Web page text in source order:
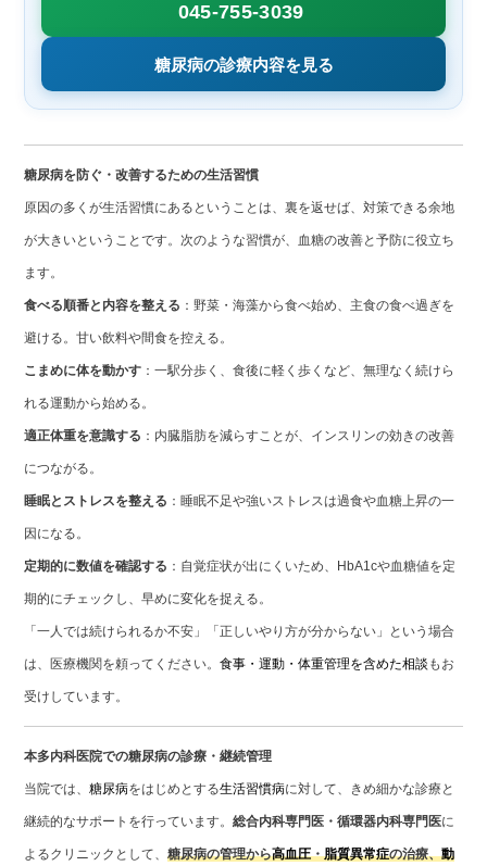
045-755-3039
糖尿病の診療内容を見る
糖尿病を防ぐ・改善するための生活習慣
原因の多くが生活習慣にあるということは、裏を返せば、対策できる余地
が大きいということです。次のような習慣が、血糖の改善と予防に役立ち
ます。
食べる順番と内容を整える ：野菜・海藻から食べ始め、主食の食べ過ぎを
避ける。甘い飲料や間食を控える。
こまめに体を動かす ：一駅分歩く、食後に軽く歩くなど、無理なく続けら
れる運動から始める。
適正体重を意識する ：内臓脂肪を減らすことが、インスリンの効きの改善
につながる。
睡眠とストレスを整える ：睡眠不足や強いストレスは過食や血糖上昇の一
因になる。
定期的に数値を確認する ：自覚症状が出にくいため、HbA1cや血糖値を定
期的にチェックし、早めに変化を捉える。
「一人では続けられるか不安」「正しいやり方が分からない」という場合
は、医療機関を頼ってください。食事・運動・体重管理を含めた相談 もお
受けしています。
本多内科医院での糖尿病の診療・継続管理
当院では、糖尿病をはじめとする生活習慣病に対して、きめ細かな診療と
継続的なサポートを行っています。総合内科専門医・循環器内科専門医に
よるクリニックとして、糖尿病の管理から高血圧・脂質異常症の治療、動